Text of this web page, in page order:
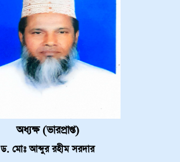
অধ্যক্ষ (ভারপ্রাপ্ত)
ড. মোঃ আব্দুর রহীম সরদার